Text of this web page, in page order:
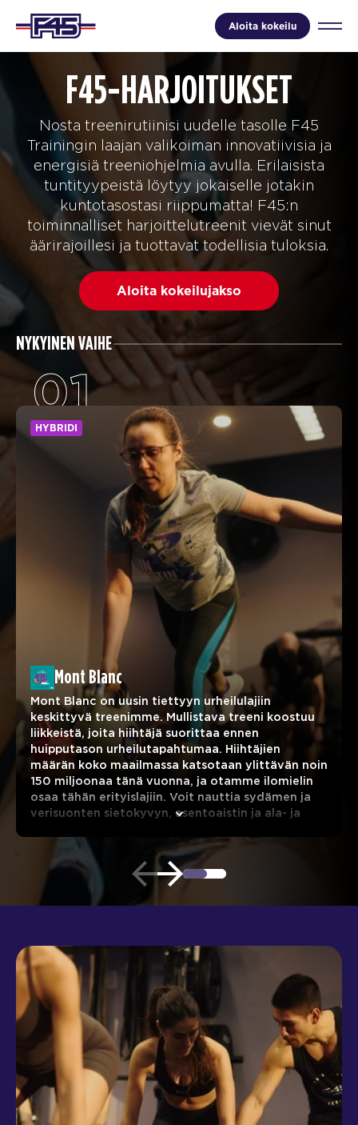
Aloita kokeilu
F45-HARJOITUKSET
Nosta treenirutiinisi uudelle tasolle F45
Trainingin laajan valikoiman innovatiivisia ja
energisiä treeniohjelmia avulla. Erilaisista
tuntityypeistä löytyy jokaiselle jotakin
kuntotasostasi riippumatta! F45:n
toiminnalliset harjoittelutreenit vievät sinut
äärirajoillesi ja tuottavat todellisia tuloksia.
Aloita kokeilujakso
NYKYINEN VAIHE
01
HYBRIDI
Mont Blanc
Mont Blanc on uusin tiettyyn urheilulajiin
keskittyvä treenimme. Mullistava treeni koostuu
liikkeistä, joita hiihtäjä suorittaa ennen
huipputason urheilutapahtumaa. Hiihtäjien
määrän koko maailmassa katsotaan ylittävän noin
150 miljoonaa tänä vuonna, ja otamme ilomielin
osaa tähän erityislajiin. Voit nauttia sydämen ja
verisuonten sietokyvyn, asentoaistin ja ala- ja
treeni parantaa notkeutta, tasapainoa ja
koordinaatiota. Mont Blanc koettelee
kaikenikäisiä ja -tasoisia kuntoilijoita.